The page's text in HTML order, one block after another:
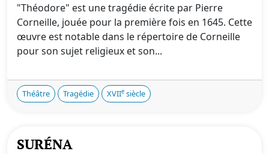
"Théodore" est une tragédie écrite par Pierre
Corneille, jouée pour la première fois en 1645. Cette
œuvre est notable dans le répertoire de Corneille
pour son sujet religieux et son...
Théâtre Tragédie XVIIe siècle
SURÉNA